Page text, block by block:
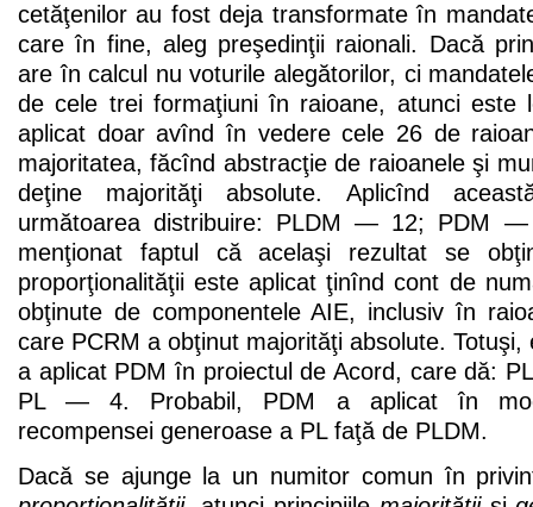
cetăţenilor au fost deja transformate în
care în fine, aleg preşedinţii raionali. Dacă
are în calcul nu voturile alegătorilor, ci
de cele trei formaţiuni în raioane, atunci este
aplicat doar avînd în vedere cele 26 de
majoritatea, făcînd abstracţie de raioanele şi
deţine majorităţi absolute. Aplicînd
următoarea distribuire: PLDM — 12; PDM
menţionat faptul că acelaşi rezultat se
proporţionalităţii este aplicat ţinînd cont de
obţinute de componentele AIE, inclusiv în
care PCRM a obţinut majorităţi absolute.
a aplicat PDM în proiectul de Acord, care dă:
PL — 4. Probabil, PDM a aplicat în
recompensei generoase a PL faţă de PLDM.
Dacă se ajunge la un numitor comun în